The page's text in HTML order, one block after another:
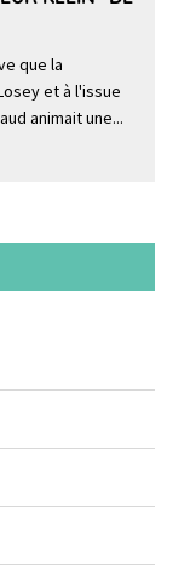
que la
et à l'issue
animait une...